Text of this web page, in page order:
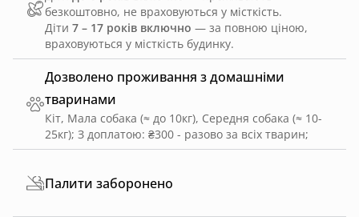
Дозволено проживання з домашніми
тваринами
Кіт, Мала собака (≈ до 10кг), Середня собака (≈ 10-
25кг); З доплатою: ₴300 - разово за всіх тварин;
безкоштовно, не враховуються у місткість.
Діти 7 – 17 років включно — за повною ціною,
враховуються у місткість будинку.
Палити заборонено